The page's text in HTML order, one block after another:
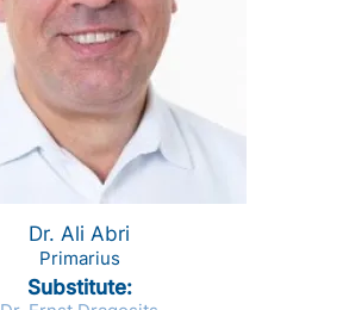
Dr. Ali Abri
Primarius
Substitute